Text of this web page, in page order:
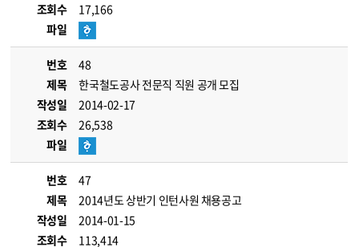
조회수
17,166
파일
번호
48
제목
한국철도공사 전문직 직원 공개 모집
작성일
2014-02-17
조회수
26,538
파일
번호
47
제목
2014년도 상반기 인턴사원 채용공고
작성일
2014-01-15
조회수
113,414